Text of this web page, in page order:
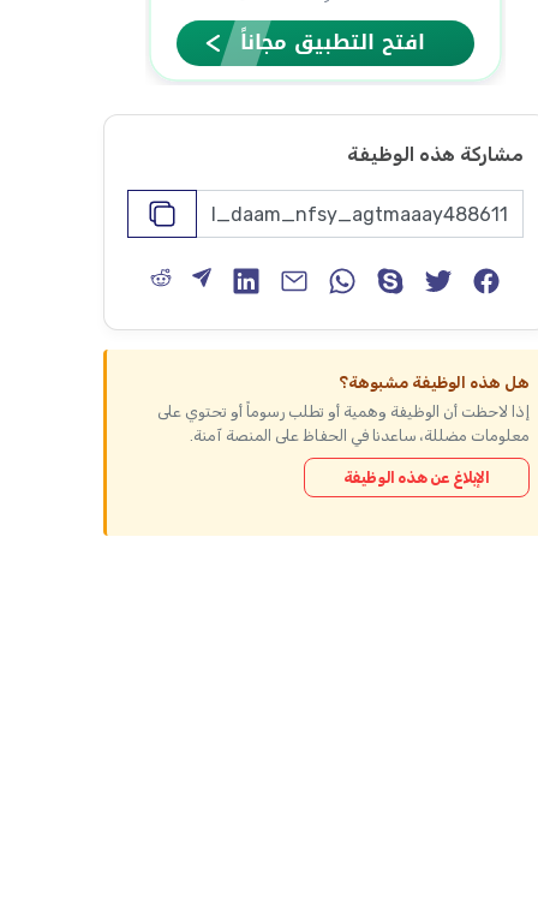
مشاركة هذه الوظيفة
هل هذه الوظيفة مشبوهة؟
إذا لاحظت أن الوظيفة وهمية أو تطلب رسوماً أو تحتوي على
معلومات مضللة، ساعدنا في الحفاظ على المنصة آمنة.
الإبلاغ عن هذه الوظيفة